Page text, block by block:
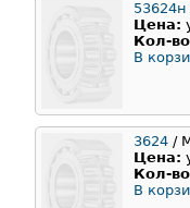
53624н
Цена:
Кол-
В
3624 /
Цена:
Кол-
В